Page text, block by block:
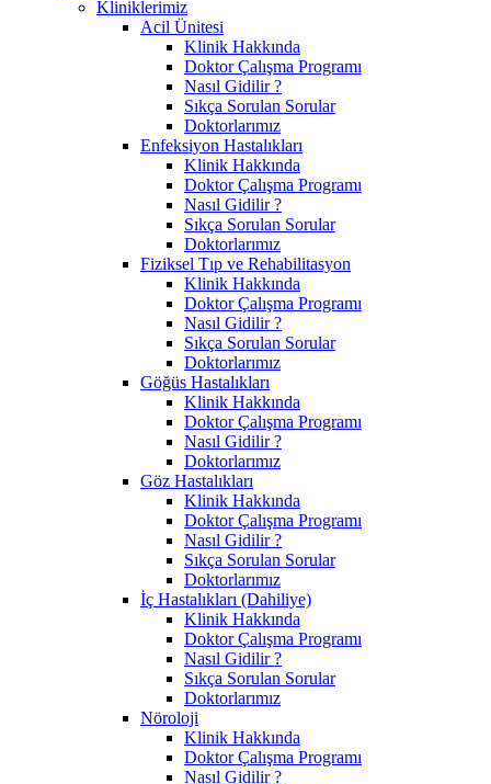
Kliniklerimiz
Acil Ünitesi
Klinik Hakkında
Doktor Çalışma Programı
Nasıl Gidilir ?
Sıkça Sorulan Sorular
Doktorlarımız
Enfeksiyon Hastalıkları
Klinik Hakkında
Doktor Çalışma Programı
Nasıl Gidilir ?
Sıkça Sorulan Sorular
Doktorlarımız
Fiziksel Tıp ve Rehabilitasyon
Klinik Hakkında
Doktor Çalışma Programı
Nasıl Gidilir ?
Sıkça Sorulan Sorular
Doktorlarımız
Göğüs Hastalıkları
Klinik Hakkında
Doktor Çalışma Programı
Nasıl Gidilir ?
Doktorlarımız
Göz Hastalıkları
Klinik Hakkında
Doktor Çalışma Programı
Nasıl Gidilir ?
Sıkça Sorulan Sorular
Doktorlarımız
İç Hastalıkları (Dahiliye)
Klinik Hakkında
Doktor Çalışma Programı
Nasıl Gidilir ?
Sıkça Sorulan Sorular
Doktorlarımız
Nöroloji
Klinik Hakkında
Doktor Çalışma Programı
Nasıl Gidilir ?